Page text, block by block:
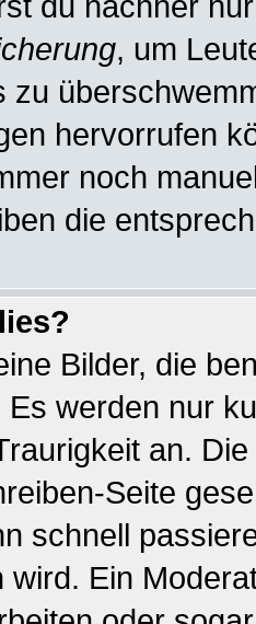
, um
zu
hervorrufen
noch
die
Bilder, die
werden nur
an.
Seite
schnell
wird. Ein